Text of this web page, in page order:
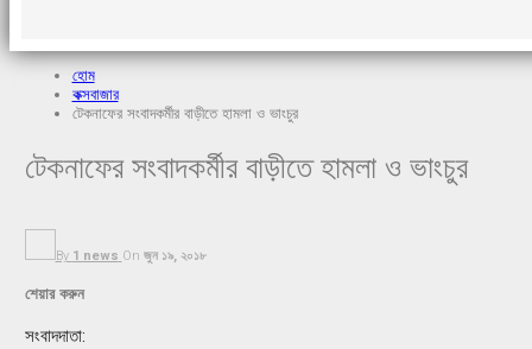
হোম
কক্সবাজার
টেকনাফের সংবাদকর্মীর বাড়ীতে হামলা ও ভাংচুর
টেকনাফের সংবাদকর্মীর বাড়ীতে হামলা ও ভাংচুর
By 1 news On জুন ১৯, ২০১৮
শেয়ার করুন
সংবাদদাতা: